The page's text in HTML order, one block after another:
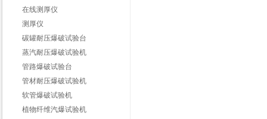
在线测厚仪
测厚仪
碳罐耐压爆破试验台
蒸汽耐压爆破试验机
管路爆破试验台
管材耐压爆破试验机
软管爆破试验机
植物纤维汽爆试验机